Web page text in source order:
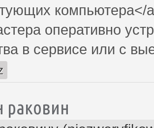
компьютера</
оперативно
в сервисе или с
раковин